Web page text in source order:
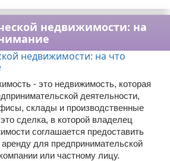
недвижимости: на
- это недвижимость, которая
деятельности,
склады и производственные
сделка, в которой владелец
соглашается предоставить
для предпринимательской
или частному лицу.